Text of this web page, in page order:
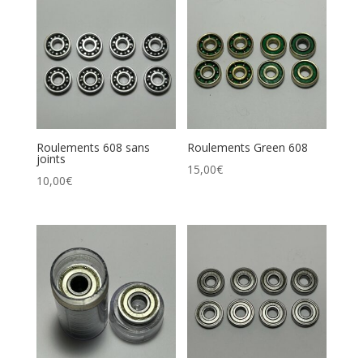
Roulements 608 sans
joints
10,00€
Roulements Green 608
15,00€